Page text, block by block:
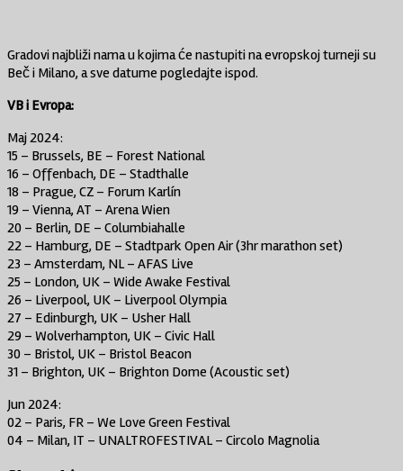
Gradovi najbliži nama u kojima će nastupiti na evropskoj turneji su
Beč i Milano, a sve datume pogledajte ispod.
VB i Evropa:
Maj 2024:
15 – Brussels, BE – Forest National
16 – Offenbach, DE – Stadthalle
18 – Prague, CZ – Forum Karlín
19 – Vienna, AT – Arena Wien
20 – Berlin, DE – Columbiahalle
22 – Hamburg, DE – Stadtpark Open Air (3hr marathon set)
23 – Amsterdam, NL – AFAS Live
25 – London, UK – Wide Awake Festival
26 – Liverpool, UK – Liverpool Olympia
27 – Edinburgh, UK – Usher Hall
29 – Wolverhampton, UK – Civic Hall
30 – Bristol, UK – Bristol Beacon
31 – Brighton, UK – Brighton Dome (Acoustic set)
Jun 2024:
02 – Paris, FR – We Love Green Festival
04 – Milan, IT – UNALTROFESTIVAL – Circolo Magnolia